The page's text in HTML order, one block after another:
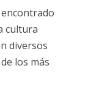
cultura
diversos
los más